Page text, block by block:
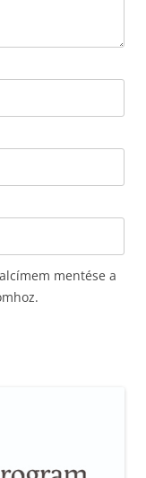
mentése a